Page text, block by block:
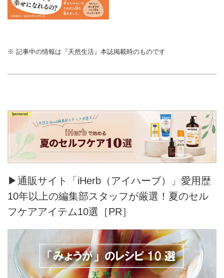
※ 記事中の情報は『天然生活』本誌掲載時のものです
▶通販サイト「iHerb（アイハーブ）」愛用歴
10年以上の編集部スタッフが厳選！夏のセル
フケアアイテム10選［PR］